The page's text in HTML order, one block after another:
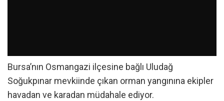
Bursa’nın Osmangazi ilçesine bağlı Uludağ
Soğukpınar mevkiinde çıkan orman yangınına ekipler
havadan ve karadan müdahale ediyor.